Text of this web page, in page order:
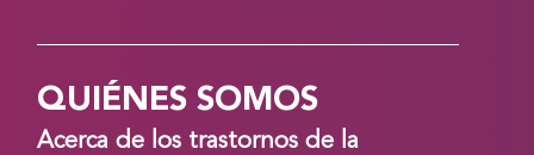
QUIÉNES SOMOS
Acerca de los trastornos de la